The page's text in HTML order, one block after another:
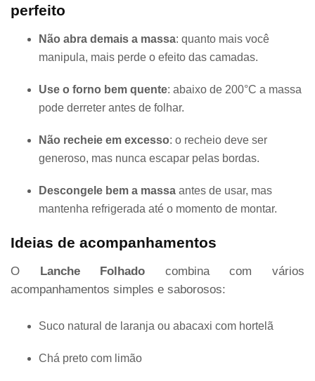
perfeito
Não abra demais a massa: quanto mais você
manipula, mais perde o efeito das camadas.
Use o forno bem quente: abaixo de 200°C a massa
pode derreter antes de folhar.
Não recheie em excesso: o recheio deve ser
generoso, mas nunca escapar pelas bordas.
Descongele bem a massa antes de usar, mas
mantenha refrigerada até o momento de montar.
Ideias de acompanhamentos
O Lanche Folhado combina com vários
acompanhamentos simples e saborosos:
Suco natural de laranja ou abacaxi com hortelã
Chá preto com limão